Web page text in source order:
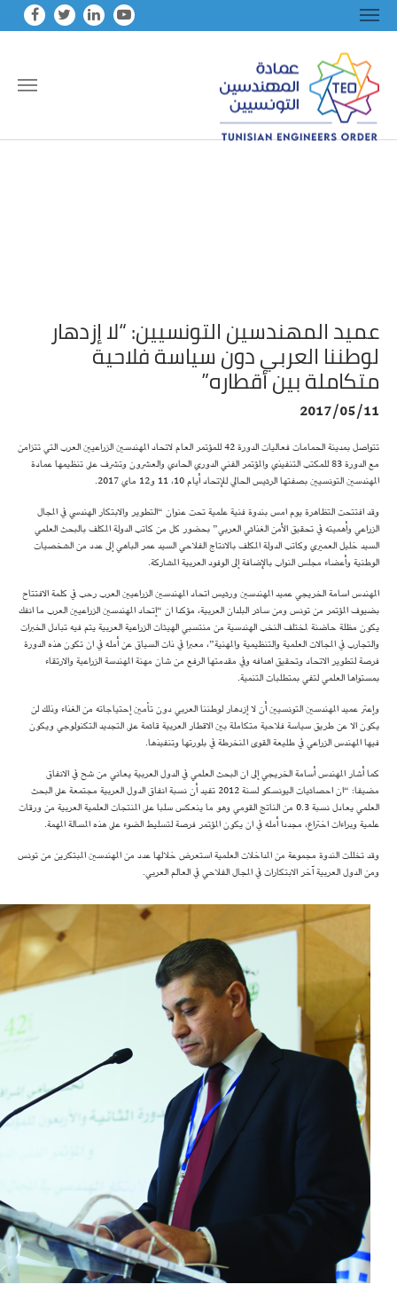
عميد المهندسين التونسيين: “لا إزدهار
لوطننا العربي دون سياسة فلاحية
متكاملة بين أقطاره”
2017/05/11
تتواصل بمدينة الحمامات فعاليات الدورة 42 للمؤتمر العام لاتحاد المهندسين الزراعيين العرب التي تتزامن
مع الدورة 83 للمكتب التنفيذي والمؤتمر الفني الدوري الحادي والعشرون وتشرف على تنظيمها عمادة
المهندسين التونسيين بصفتها الرئيس الحالي للإتحاد أيام 10، 11 و12 ماي 2017.
وقد افتتحت التظاهرة يوم امس بندوة فنية علمية تحت عنوان “التطوير والابتكار الهندسي في المجال
الزراعي وأهميته في تحقيق الأمن الغذائي العربي” بحضور كل من كاتب الدولة المكلف بالبحث العلمي
السيد خليل العميري وكاتب الدولة المكلف بالانتاج الفلاحي السيد عمر الباهي إلى عدد من الشخصيات
الوطنية وأعضاء مجلس النواب بالإضافة إلى الوفود العربية المشاركة.
المهندس اسامة الخريجي عميد المهندسين ورئيس اتحاد المهندسين الزراعيين العرب رحب في كلمة الافتتاح
بضيوف المؤتمر من تونس ومن سائر البلدان العربية، مؤكدا ان “إتحاد المهندسين الزراعيين العرب ما انفك
يكون مظلة حاضنة لمختلف النخب الهندسية من منتسبي الهيئات الزراعية العربية يتم فيه تبادل الخبرات
والتجارب في المجالات العلمية والتنظيمية والمهنية”، معبرا في ذات السياق عن أمله في ان تكون هذه الدورة
فرصة لتطوير الاتحاد وتحقيق اهدافه وفي مقدمتها الرفع من شان مهنة المهندسة الزراعية والارتقاء
بمستواها العلمي لتفي بمتطلبات التنمية.
وإعتر عميد المهندسين التونسيين أن لا إزدهار لوطننا العربي دون تأمين إحتياجاته من الغذاء وذلك لن
يكون الا عن طريق سياسة فلاحية متكاملة بين الاقطار العربية قائمة على التجديد التكنولوجي ويكون
فيها المهندس الزراعي في طليعة القوى المنخرطة في بلورتها وتنفيذها.
كما أشار المهندس أسامة الخريجي إلى ان البحث العلمي في الدول العربية يعاني من شح في الانفاق
مضيفا: “ان احصائيات اليونسكو لسنة 2012 تفيد أن نسبة انفاق الدول العربية مجتمعة على البحث
العلمي يعادل نسبة 0.3 من الناتج القومي وهو ما ينعكس سلبا على المنتجات العلمية العربية من ورقات
علمية وبراءات اختراع، مجددا أمله في ان يكون المؤتمر فرصة لتسليط الضوء على هذه المسالة المهمة.
وقد تخللت الندوة مجموعة من المداخلات العلمية استعرض خلالها عدد من المهندسين المبتكرين من تونس
ومن الدول العربية آخر الابتكارات في المجال الفلاحي في العالم العربي.